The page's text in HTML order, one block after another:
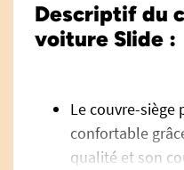
Descriptif du
voiture Slide :
Le couvre-
confortable
qualité et son